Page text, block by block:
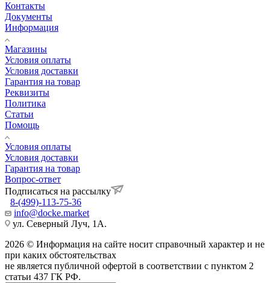
Контакты
Документы
Информация
Магазины
Условия оплаты
Условия доставки
Гарантия на товар
Реквизиты
Политика
Статьи
Помощь
Условия оплаты
Условия доставки
Гарантия на товар
Вопрос-ответ
Подписаться на рассылку
8-(499)-113-75-36
info@docke.market
ул. Северный Луч, 1А.
2026 © Информация на сайте носит справочный характер и не
при каких обстоятельствах
не является публичной офертой в соответствии с пунктом 2
статьи 437 ГК РФ.